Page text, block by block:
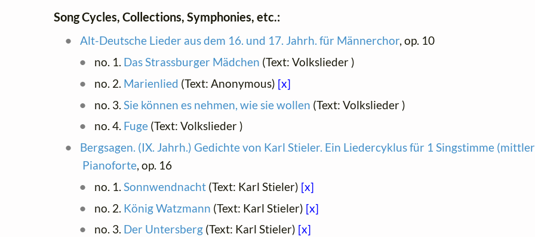
Song Cycles, Collections, Symphonies, etc.:
Alt-Deutsche Lieder aus dem 16. und 17. Jahrh. für Männerchor, op. 10
no. 1. Das Strassburger Mädchen (Text: Volkslieder )
no. 2. Marienlied (Text: Anonymous) [x]
no. 3. Sie können es nehmen, wie sie wollen (Text: Volkslieder )
no. 4. Fuge(Text: Volkslieder )
Bergsagen. (IX. Jahrh.) Gedichte von Karl Stieler. Ein Liedercyklus für 1 Singstimme
Pianoforte, op. 16
no. 1. Sonnwendnacht(Text: Karl Stieler) [x]
no. 2. König Watzmann (Text: Karl Stieler) [x]
no. 3. Der Untersberg(Text: Karl Stieler) [x]